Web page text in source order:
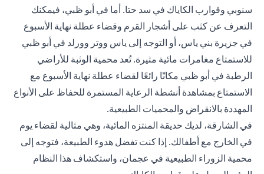
سنوبي وقوارب الكاياك في سد حتا. أما في أبو ظبي، فيمكنك
التعرف عن كثب على أشجار القرم وقضاء عطلة نهاية الأسبوع
في جزيرة بني ياس، أو التوجه إلى ياس ووتر وورلد في أبو ظبي
للاستمتاع مغامرات مائية مثيرة. تُعد محمية الوثبة للأراضي
الرطبة في أبو ظبي مكانًا رائعًا لقضاء عطلة نهاية الأسبوع مع
الاستمتاع بمشاهدة أنشطة الرعاية المستمرة للحفاظ على الأنواع
المهددة بالانقراض والمحميات الطبيعية.
في الشارقة، لديك حديقة المنتزه المائية، وهي مثالية لقضاء يوم
في الخارج مع أطفالك. إذا كنت تفضل هدوء الطبيعة، فتوجه إلى
محمية الزوراء الطبيعية في عجمان، واستكشاف هذا النظام